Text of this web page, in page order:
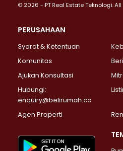
Properti Dijual di Jakarta
Properti Dijual di Lebak Bulus >
Properti Dijual di Gandaria
Properti Dijual di Pondok Labu >
Properti Dijual di Lenteng Agung
Properti Dijual di Senayan >
Properti Dijual di Pondok Pinang
Properti Dijual di Kebayoran
Properti Dijual di Kebayoran Baru
© 2026 - PT Real Estate Teknologi.
PERUSAHAAN
Syarat & Ketentuan
Komunitas
Ajukan Konsultasi
Hubungi:
enquiry@belirumah.co
Agen Properti